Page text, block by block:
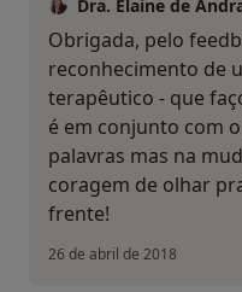
Dra. Elaine de
Obrigada, pelo
reconhecimento de
terapêutico - que
é em conjunto com
palavras mas na
coragem de olhar
frente!
26 de abril de 2018